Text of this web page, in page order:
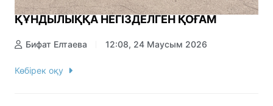
ҚҰНДЫЛЫҚҚА НЕГІЗДЕЛГЕН ҚОҒАМ
Бифат Елтаева 12:08, 24 Маусым 2026
Көбірек оқу